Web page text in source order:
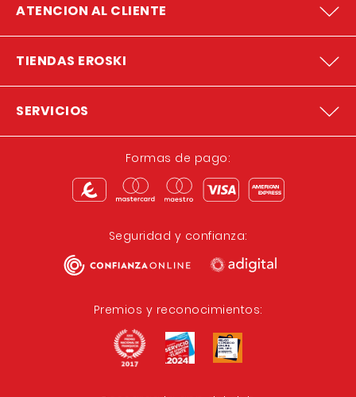
ATENCION AL CLIENTE
TIENDAS EROSKI
SERVICIOS
Formas de pago:
Seguridad y confianza:
Premios y reconocimientos: